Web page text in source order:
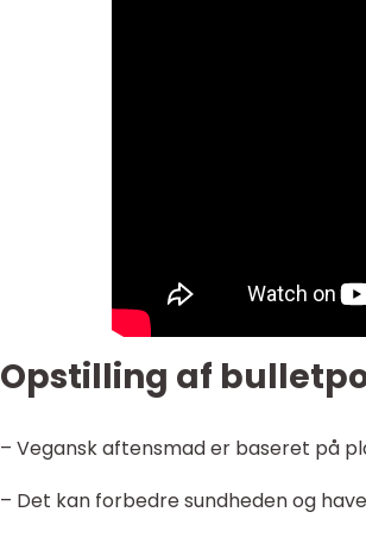
Opstilling af
– Vegansk aftensmad er baseret på
– Det kan forbedre sundheden og